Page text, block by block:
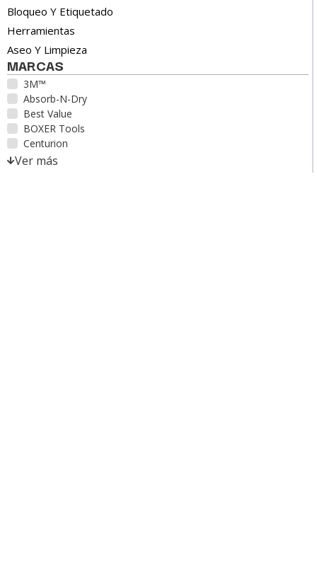
Bloqueo Y Etiquetado
Herramientas
Aseo Y Limpieza
MARCAS
3M™
Absorb-N-Dry
Best Value
BOXER Tools
Centurion
Ver más